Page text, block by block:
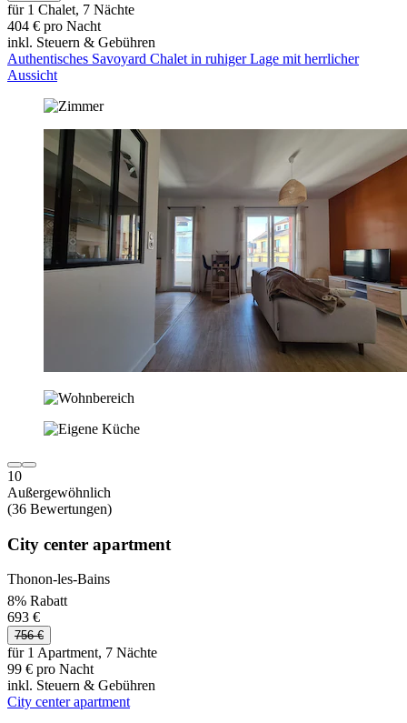
für 1 Chalet, 7 Nächte
404 € pro Nacht
inkl. Steuern & Gebühren
Authentisches Savoyard Chalet in ruhiger Lage mit herrlicher
Aussicht
10
Außergewöhnlich
(36 Bewertungen)
City center apartment
Thonon-les-Bains
8% Rabatt
693 €
756 €
für 1 Apartment, 7 Nächte
99 € pro Nacht
inkl. Steuern & Gebühren
City center apartment